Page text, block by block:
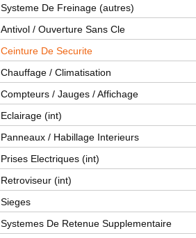
Systeme De Freinage (autres)
Antivol / Ouverture Sans Cle
Ceinture De Securite
Chauffage / Climatisation
Compteurs / Jauges / Affichage
Eclairage (int)
Panneaux / Habillage Interieurs
Prises Electriques (int)
Retroviseur (int)
Sieges
Systemes De Retenue Supplementaire